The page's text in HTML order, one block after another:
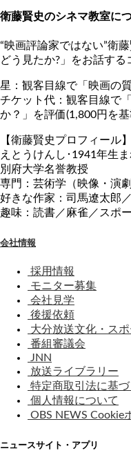
衛藤賢史のシネマ教室に
“映画評論家ではない”衛
どう見たか?」をお話する
星：観客目線で「映画の
チケット代：観客目線で
か？」を評価(1,800円を
【衛藤賢史プロフィール】
えとうけんし･1941年生
別府大学名誉教授
専門：芸術学（映像・演
好きな作家：司馬遼太郎
趣味：読書／麻雀／スポ
会社情報
採用情報
モニター募集
会社見学
後援依頼
大分放送文化・ス
番組審議会
JNN
放送ライブラリー
特定商取引法に基
個人情報について
OBS NEWS Cookie
ニュースサイト・アプリ